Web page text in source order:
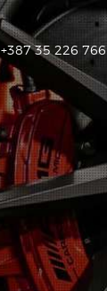
+387 35 226 766